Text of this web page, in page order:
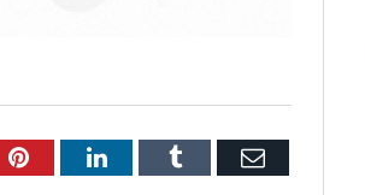
PinterestLinkedInTumblr Email